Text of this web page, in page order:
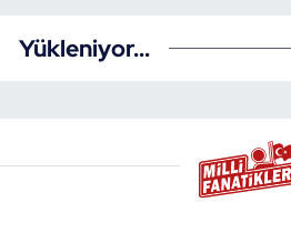
Yükleniyor...